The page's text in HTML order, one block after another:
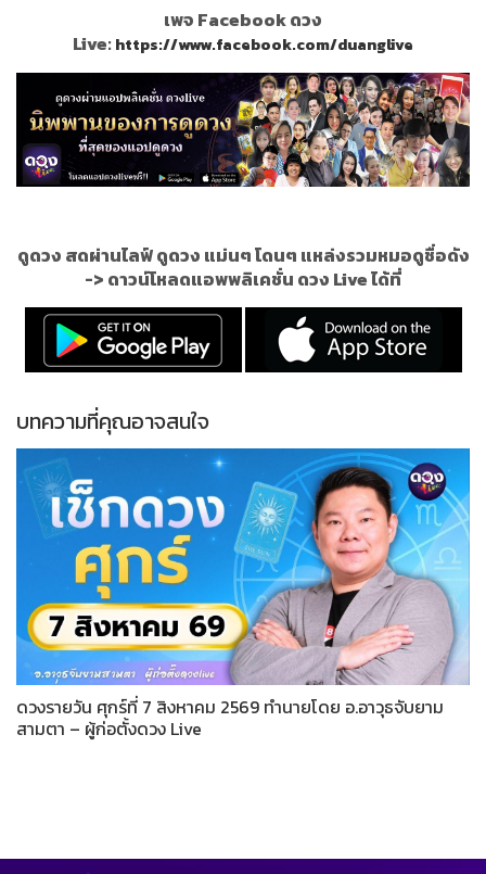
เพจ Facebook ดวง
Live:https://www.facebook.com/duanglive
ดูดวง สดผ่านไลฟ์ ดูดวง แม่นๆ โดนๆ แหล่งรวมหมอดูชื่อดัง
-> ดาวน์โหลดแอพพลิเคชั่น ดวง Live ได้ที่
บทความที่คุณอาจสนใจ
ดวงรายวัน ศุกร์ที่ 7 สิงหาคม 2569 ทำนายโดย อ.อาวุธจับยาม
สามตา – ผู้ก่อตั้งดวง Live